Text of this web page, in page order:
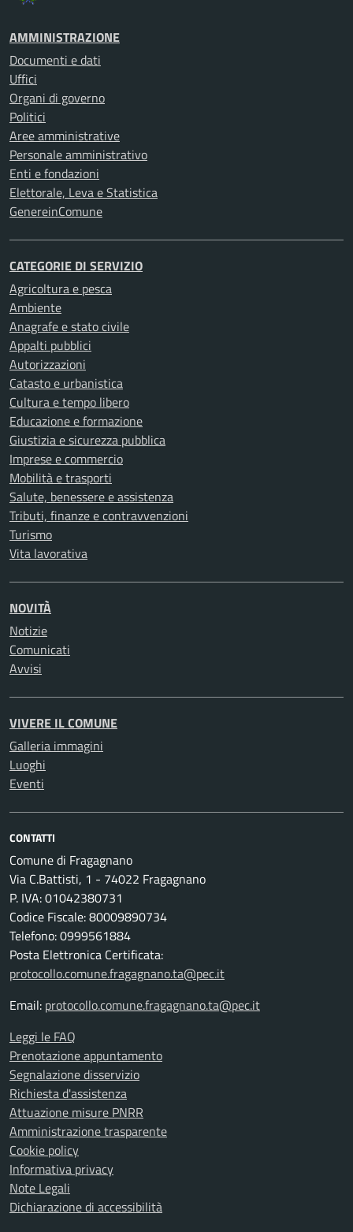
AMMINISTRAZIONE
Documenti e dati
Uffici
Organi di governo
Politici
Aree amministrative
Personale amministrativo
Enti e fondazioni
Elettorale, Leva e Statistica
GenereinComune
CATEGORIE DI SERVIZIO
Agricoltura e pesca
Ambiente
Anagrafe e stato civile
Appalti pubblici
Autorizzazioni
Catasto e urbanistica
Cultura e tempo libero
Educazione e formazione
Giustizia e sicurezza pubblica
Imprese e commercio
Mobilità e trasporti
Salute, benessere e assistenza
Tributi, finanze e contravvenzioni
Turismo
Vita lavorativa
NOVITÀ
Notizie
Comunicati
Avvisi
VIVERE IL COMUNE
Galleria immagini
Luoghi
Eventi
CONTATTI
Comune di Fragagnano
Via C.Battisti, 1 - 74022 Fragagnano
P. IVA: 01042380731
Codice Fiscale: 80009890734
Telefono: 0999561884
Posta Elettronica Certificata:
protocollo.comune.fragagnano.ta@pec.it
Email: protocollo.comune.fragagnano.ta@pec.it
Leggi le FAQ
Prenotazione appuntamento
Segnalazione disservizio
Richiesta d'assistenza
Attuazione misure PNRR
Amministrazione trasparente
Cookie policy
Informativa privacy
Note Legali
Dichiarazione di accessibilità